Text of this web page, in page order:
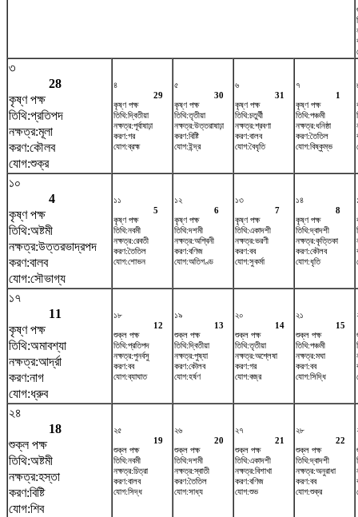
৩
28
কৃষ্ণ পক্ষ
তিথি:প্রতিপদ
নক্ষত্র:মূলা
করণ:কৌলব
যোগ:শুক্র
৪
29
কৃষ্ণ পক্ষ
তিথি:দ্বিতীয়া
নক্ষত্র:পূর্বাষাঢ়া
করণ:গর
যোগ:ব্রহ্ম
৫
30
কৃষ্ণ পক্ষ
তিথি:তৃতীয়া
নক্ষত্র:উত্তরাষাঢ়া
করণ:বিষ্টি
যোগ:ইন্দ্র
৬
31
কৃষ্ণ পক্ষ
তিথি:চতুর্থী
নক্ষত্র:শ্রবণা
করণ:বালব
যোগ:বৈধৃতি
৭
1
কৃষ্ণ পক্ষ
তিথি:পঞ্চমী
নক্ষত্র:ধনিষ্ঠা
করণ:তৈতিল
যোগ:বিষ্কুম্ভ
১০
4
কৃষ্ণ পক্ষ
তিথি:অষ্টমী
নক্ষত্র:উত্তরভাদ্রপদ
করণ:বালব
যোগ:সৌভাগ্য
১১
5
কৃষ্ণ পক্ষ
তিথি:নবমী
নক্ষত্র:রেবতী
করণ:তৈতিল
যোগ:শোভন
১২
6
কৃষ্ণ পক্ষ
তিথি:দশমী
নক্ষত্র:অশ্বিনী
করণ:বণিজ
যোগ:অতিগণ্ড
১৩
7
কৃষ্ণ পক্ষ
তিথি:একাদশী
নক্ষত্র:ভরণী
করণ:বব
যোগ:সুকর্মা
১৪
8
কৃষ্ণ পক্ষ
তিথি:দ্বাদশী
নক্ষত্র:কৃত্তিকা
করণ:কৌলব
যোগ:ধৃতি
১৭
11
কৃষ্ণ পক্ষ
তিথি:অমাবশ্যা
নক্ষত্র:আর্দ্রা
করণ:নাগ
যোগ:ধ্রুব
১৮
12
শুক্ল পক্ষ
তিথি:প্রতিপদ
নক্ষত্র:পুনর্বসু
করণ:বব
যোগ:ব্যাঘাত
১৯
13
শুক্ল পক্ষ
তিথি:দ্বিতীয়া
নক্ষত্র:পুষ্যা
করণ:কৌলব
যোগ:হর্ষণ
২০
14
শুক্ল পক্ষ
তিথি:তৃতীয়া
নক্ষত্র:অশ্লেষা
করণ:গর
যোগ:বজ্র
২১
15
শুক্ল পক্ষ
তিথি:পঞ্চমী
নক্ষত্র:মঘা
করণ:বব
যোগ:সিদ্ধি
২৪
18
শুক্ল পক্ষ
তিথি:অষ্টমী
নক্ষত্র:হস্তা
করণ:বিষ্টি
যোগ:শিব
২৫
19
শুক্ল পক্ষ
তিথি:নবমী
নক্ষত্র:চিত্রা
করণ:বালব
যোগ:সিদ্ধ
২৬
20
শুক্ল পক্ষ
তিথি:দশমী
নক্ষত্র:স্বাতী
করণ:তৈতিল
যোগ:সাধ্য
২৭
21
শুক্ল পক্ষ
তিথি:একাদশী
নক্ষত্র:বিশাখা
করণ:বণিজ
যোগ:শুভ
২৮
22
শুক্ল পক্ষ
তিথি:দ্বাদশী
নক্ষত্র:অনুরাধা
করণ:বব
যোগ:শুক্র